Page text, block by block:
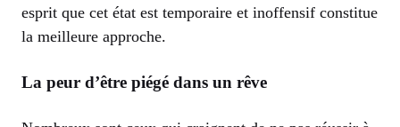
esprit que cet état est temporaire et inoffensif constitue
la meilleure approche.
La peur d’être piégé dans un rêve